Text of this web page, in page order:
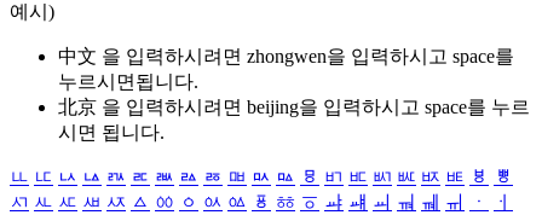
예시)
中文 을 입력하시려면 zhongwen을 입력하시고 space를
누르시면됩니다.
北京 을 입력하시려면 beijing을 입력하시고 space를 누르
시면 됩니다.
ㅥ ㅦ ㅧ ㅨ ㅩ ㅪ ㅫ ㅬ ㅭ ㅮ ㅯ ㅰ ㅱ ㅲ ㅳ ㅴ ㅵ ㅶ ㅷ ㅸ
ㅹ
ㅺ ㅻ ㅼ ㅽ ㅾ ㅿ ㆀ ㆁ ㆂ ㆃ ㆄ ㆅ ㆆ ㆇ ㆈ ㆉ ㆊ ㆋ ㆌ ㆍ
ㆎ